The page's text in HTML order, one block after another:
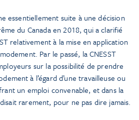
essentiellement suite à une décision
du Canada en 2018, qui a clarifié
relativement à la mise en application
Par le passé, la CNESST
sur la possibilité de prendre
à l’égard d’une travailleuse ou
un emploi convenable, et dans la
rarement, pour ne pas dire jamais.